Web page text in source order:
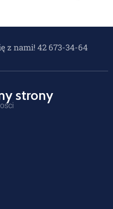
z nami! 42 673-34-64
strony